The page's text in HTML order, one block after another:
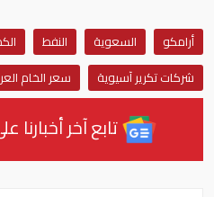
أرامكو السعوية النفط
شركات تكرير آسيوية
سعر الخام
تابع آخر